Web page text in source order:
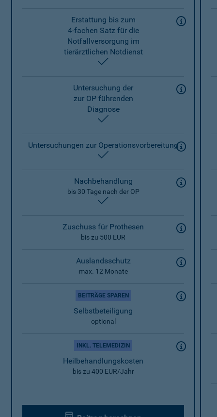
Erstattung bis zum
4-fachen Satz für die
Notfallversorgung im
tierärztlichen Notdienst
Untersuchung der
zur OP führenden
Diagnose
Untersuchungen zur Operationsvorbereitung
Nachbehandlung
bis 30 Tage nach der OP
Zuschuss für Prothesen
bis zu 500 EUR
Auslandsschutz
max. 12 Monate
BEITRÄGE SPAREN
Selbstbeteiligung
optional
INKL. TELEMEDIZIN
Heilbehandlungskosten
bis zu 400 EUR/Jahr